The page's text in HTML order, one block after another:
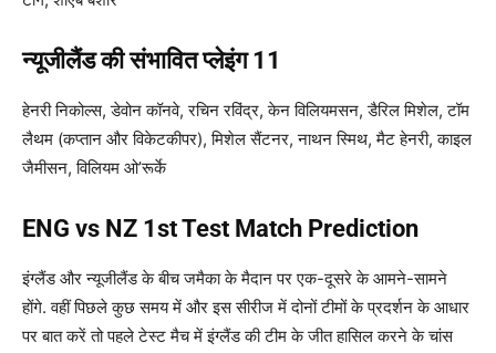
न्यूजीलैंड की संभावित प्लेइंग 11
हेनरी निकोल्स, डेवोन कॉनवे, रचिन रविंद्र, केन विलियमसन, डैरिल मिशेल, टॉम
लैथम (कप्तान और विकेटकीपर), मिशेल सैंटनर, नाथन स्मिथ, मैट हेनरी, काइल
जैमीसन, विलियम ओ’रूर्के
ENG vs NZ 1st Test Match Prediction
इंग्लैंड और न्यूजीलैंड के बीच जमैका के मैदान पर एक-दूसरे के आमने-सामने
होंगे. वहीं पिछले कुछ समय में और इस सीरीज में दोनों टीमों के प्रदर्शन के आधार
पर बात करें तो पहले टेस्ट मैच में इंग्लैंड की टीम के जीत हासिल करने के चांस